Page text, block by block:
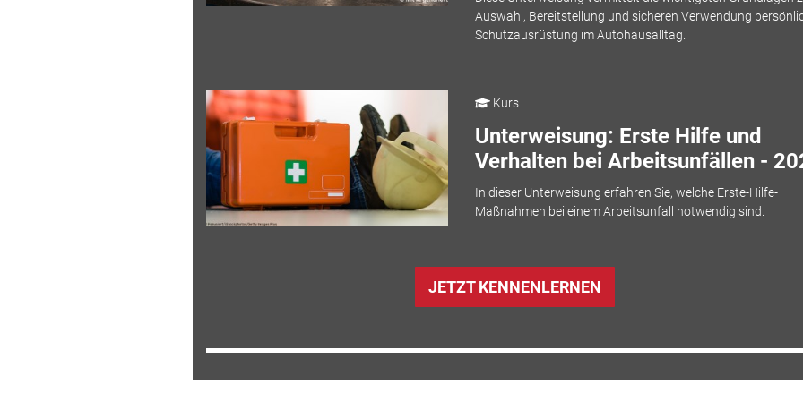
Auswahl, Bereitstellung und sicheren Verwendung
Schutzausrüstung im Autohausalltag.
Kurs
Unterweisung: Erste Hilfe und
Verhalten bei Arbeitsunfällen -
In dieser Unterweisung erfahren Sie, welche Erste-Hilfe-
Maßnahmen bei einem Arbeitsunfall notwendig sind.
JETZT KENNENLERNEN